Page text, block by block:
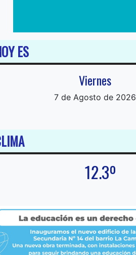
ES
Viernes
7 de Agosto de 2026
12.3º